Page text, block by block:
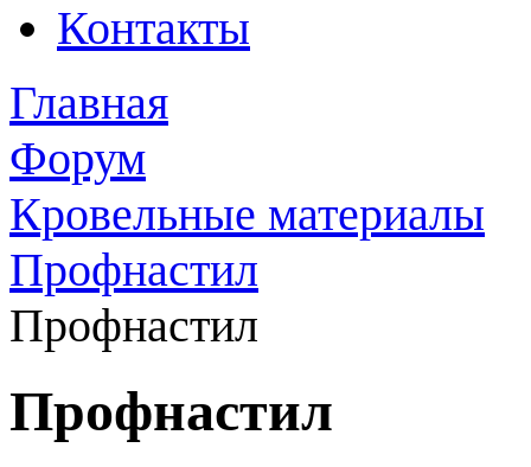
Контакты
Главная
Форум
Кровельные материалы
Профнастил
Профнастил
Профнастил